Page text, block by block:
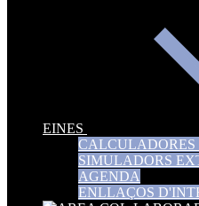
EINES
CALCULADORES
SIMULADORS
AGENDA
ENLLAÇOS